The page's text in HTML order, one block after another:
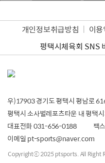
개인정보취급방침 이
평택시체육회 SNS
우)17903 경기도 평택시 평남로
평택시 소사벌레포츠타운 내 평택
대표전화031-656-0188 팩스
이메일 pt-sports@naver.com
Copyrightⓒ 2025 ptsports. All Right